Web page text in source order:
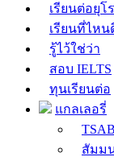
เรียนต่อยุโ
เรียนที่ไหน
รู้ไว้ใช่ว่า
สอบ IELTS
ทุนเรียนต่อ
แกลเลอรี่
สัมม